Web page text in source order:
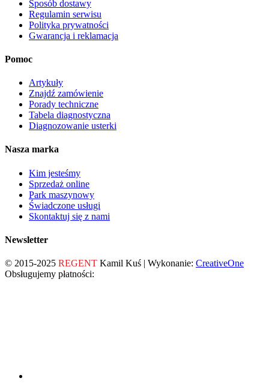
Sposób dostawy
Regulamin serwisu
Polityka prywatności
Gwarancja i reklamacja
Pomoc
Artykuły
Znajdź zamówienie
Porady techniczne
Tabela diagnostyczna
Diagnozowanie usterki
Nasza marka
Kim jesteśmy
Sprzedaż online
Park maszynowy
Świadczone usługi
Skontaktuj się z nami
Newsletter
© 2015-2025 REGENT Kamil Kuś | Wykonanie: CreativeOne
Obsługujemy płatności: